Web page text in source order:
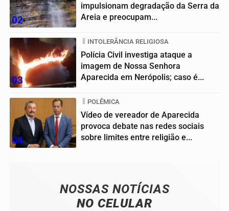
02
impulsionam degradação da Serra da
Areia e preocupam...
03
INTOLERÂNCIA RELIGIOSA
Polícia Civil investiga ataque a
imagem de Nossa Senhora
Aparecida em Nerópolis; caso é...
04
POLÊMICA
Vídeo de vereador de Aparecida
provoca debate nas redes sociais
sobre limites entre religião e...
NOSSAS NOTÍCIAS
NO CELULAR